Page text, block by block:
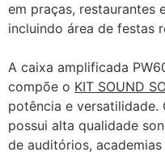
em praças, restaurantes
incluindo área de festas
A caixa amplificada
compõe o KIT SOUND
potência e versatilidade.
possui alta qualidade
de auditórios,